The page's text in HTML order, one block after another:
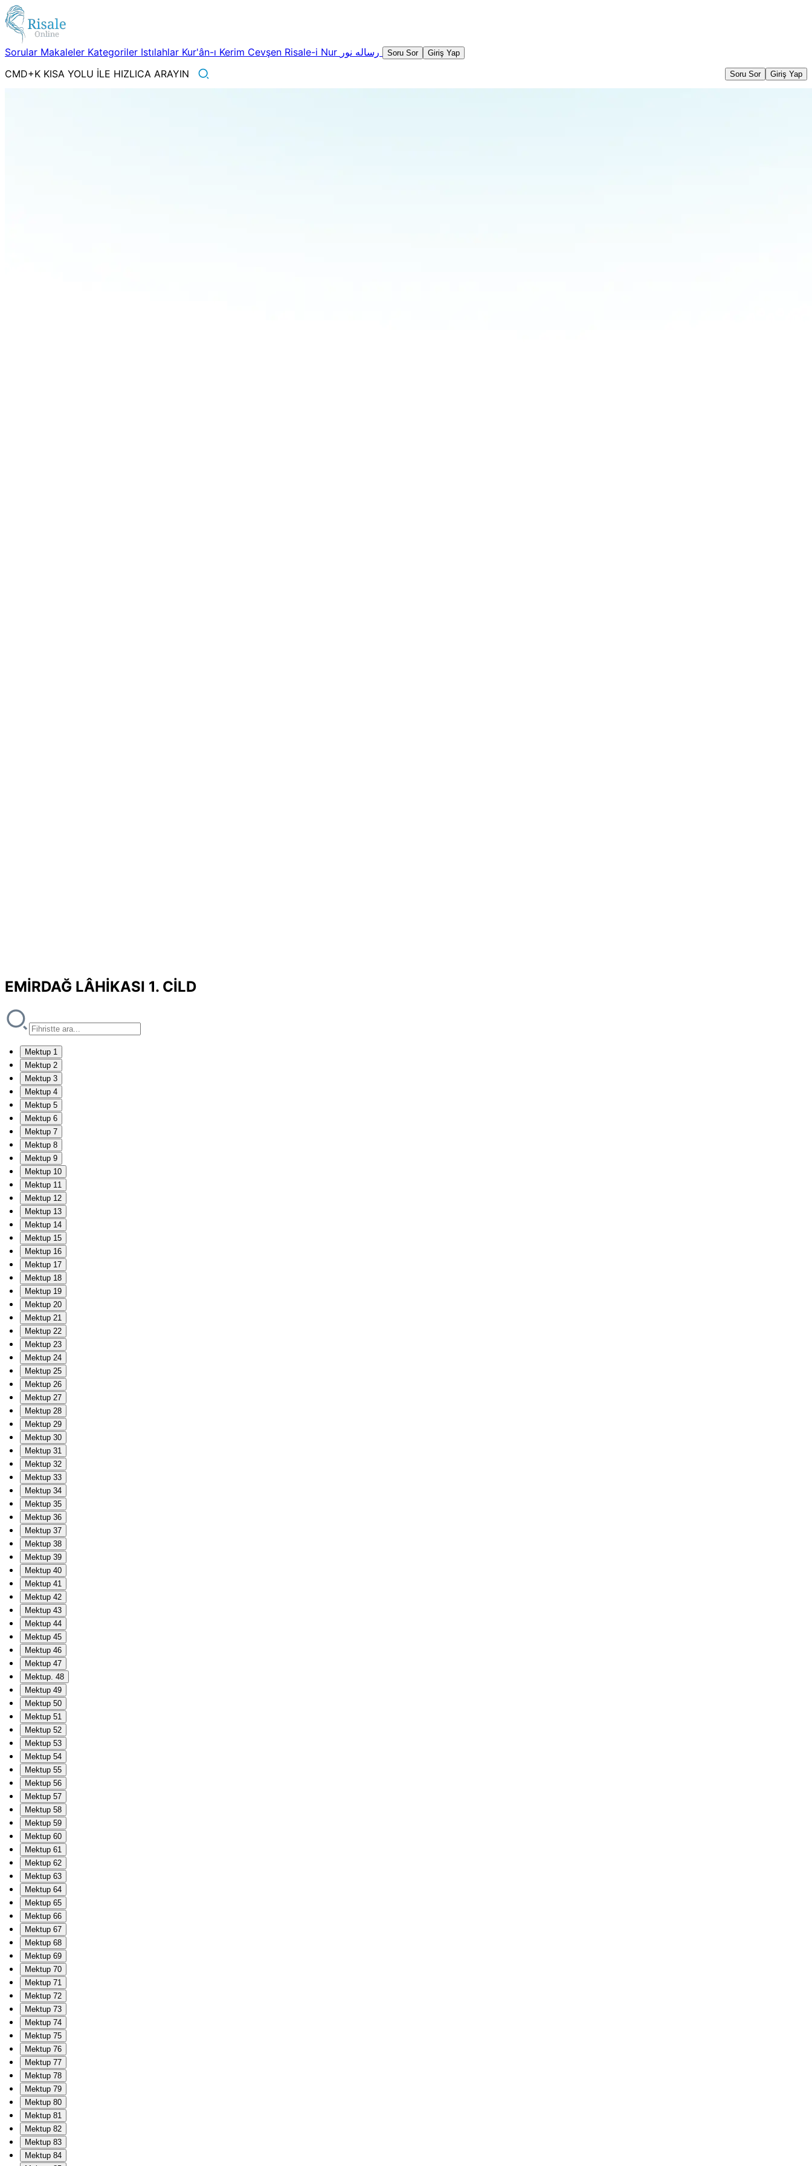
Sorular Makaleler Kategoriler Istılahlar Kur'ân-ı Kerim Cevşen Risale-i Nur Soru Sor Giriş Yap
CMD+K KISA YOLU İLE HIZLICA ARAYIN Soru Sor Giriş Yap
EMİRDAĞ LÂHİKASI 1. CİLD
Mektup 1
Mektup 2
Mektup 3
Mektup 4
Mektup 5
Mektup 6
Mektup 7
Mektup 8
Mektup 9
Mektup 10
Mektup 11
Mektup 12
Mektup 13
Mektup 14
Mektup 15
Mektup 16
Mektup 17
Mektup 18
Mektup 19
Mektup 20
Mektup 21
Mektup 22
Mektup 23
Mektup 24
Mektup 25
Mektup 26
Mektup 27
Mektup 28
Mektup 29
Mektup 30
Mektup 31
Mektup 32
Mektup 33
Mektup 34
Mektup 35
Mektup 36
Mektup 37
Mektup 38
Mektup 39
Mektup 40
Mektup 41
Mektup 42
Mektup 43
Mektup 44
Mektup 45
Mektup 46
Mektup 47
Mektup. 48
Mektup 49
Mektup 50
Mektup 51
Mektup 52
Mektup 53
Mektup 54
Mektup 55
Mektup 56
Mektup 57
Mektup 58
Mektup 59
Mektup 60
Mektup 61
Mektup 62
Mektup 63
Mektup 64
Mektup 65
Mektup 66
Mektup 67
Mektup 68
Mektup 69
Mektup 70
Mektup 71
Mektup 72
Mektup 73
Mektup 74
Mektup 75
Mektup 76
Mektup 77
Mektup 78
Mektup 79
Mektup 80
Mektup 81
Mektup 82
Mektup 83
Mektup 84